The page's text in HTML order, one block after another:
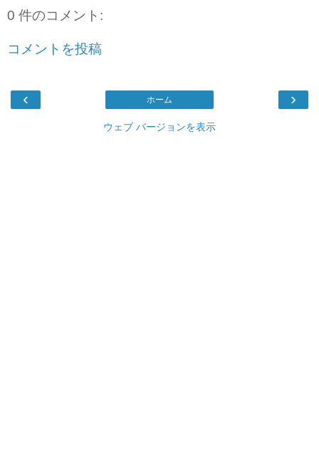
0 件のコメント:
コメントを投稿
‹ ›
ホーム
ウェブ バージョンを表示